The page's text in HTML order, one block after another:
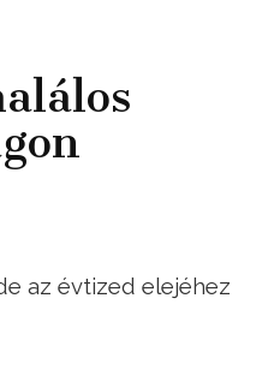
az évtized elejéhez